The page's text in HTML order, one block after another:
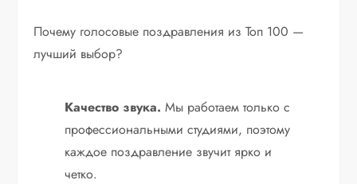
Почему голосовые поздравления из Топ 100 —
лучший выбор?
Качество звука. Мы работаем только с
профессиональными студиями, поэтому
каждое поздравление звучит ярко и
четко.